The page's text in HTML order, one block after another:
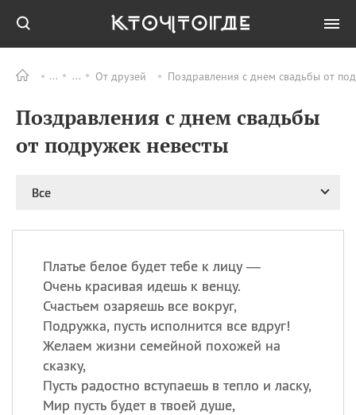
От друзей Поздравления с днем свадьбы от
Поздравления с днем свадьбы
от подружек невесты
Все
Платье белое будет тебе к лицу —
Очень красивая идешь к венцу.
Счастьем озаряешь все вокруг,
Подружка, пусть исполнится все вдруг!
Желаем жизни семейной похожей на
сказку,
Пусть радостно вступаешь в тепло и ласку,
Мир пусть будет в твоей душе,
ПРАЗДНИКИ Все
09.08 День памяти жертв
бомбардировки
день
рисового пудинга
09.08 День Дымняшки
(Smokey Bear Day)
Сегодня празднуют именины